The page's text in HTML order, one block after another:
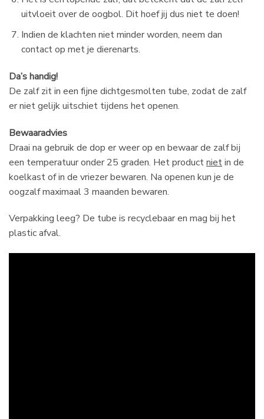
uitvloeit over de oogbol. Dit hoef jij dus niet te doen!
Indien de klachten niet minder worden, neem dan
contact op met je dierenarts.
Da’s handig!
De zalf zit in een fijne dichtgesmolten tube, zodat de zalf
er niet gelijk uitschiet tijdens het openen.
Bewaaradvies
Draai na gebruik de dop er weer op en bewaar de zalf bij
een temperatuur onder 25 graden. Het productnietin de
koelkast of in de vriezer bewaren. Na openen kun je de
oogzalf maximaal 3 maanden bewaren.
Verpakking leeg? De tube is recyclebaar en mag bij het
plastic afval.